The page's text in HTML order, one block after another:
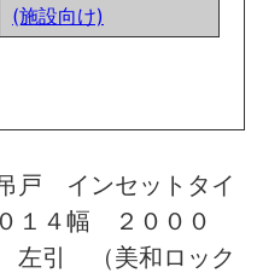
(施設向け)
戸 インセットタイ
４幅 ２０００
左引 （美和ロック